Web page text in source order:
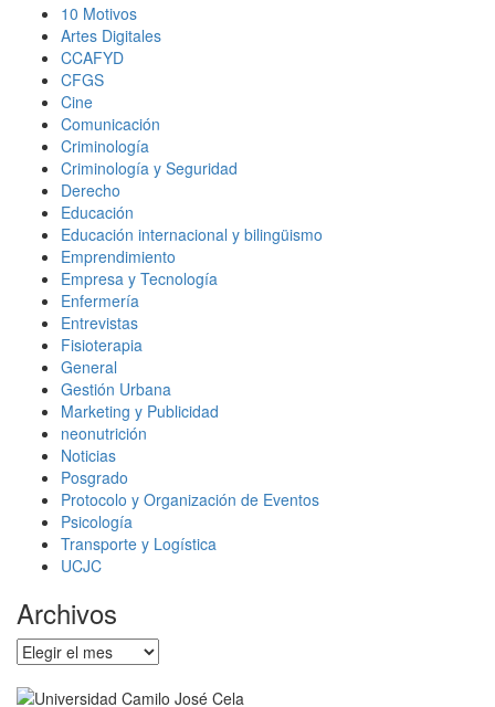
10 Motivos
Artes Digitales
CCAFYD
CFGS
Cine
Comunicación
Criminología
Criminología y Seguridad
Derecho
Educación
Educación internacional y bilingüismo
Emprendimiento
Empresa y Tecnología
Enfermería
Entrevistas
Fisioterapia
General
Gestión Urbana
Marketing y Publicidad
neonutrición
Noticias
Posgrado
Protocolo y Organización de Eventos
Psicología
Transporte y Logística
UCJC
Archivos
Archivos